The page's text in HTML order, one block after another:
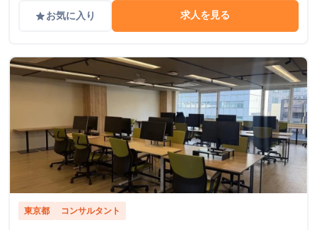
gradeお気に入り 求人を見る
東京都 コンサルタント